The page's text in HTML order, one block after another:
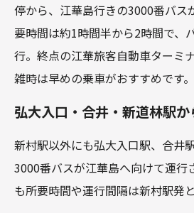
停から、江華島行きの3000番バス
要時間は約1時間半から2時間で、
行。終点の江華旅客自動車ターミ
雑時は早めの乗車がおすすめです。
弘大入口・合井・新道林駅
新村駅以外にも弘大入口駅、合井
3000番バスが江華島へ向けて運行
も所要時間や運行間隔は新村駅発